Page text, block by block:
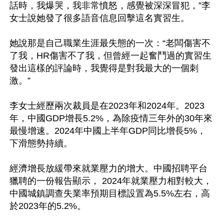
話時，我爆哭，我非常憤怒，感覺被深深冒犯，”李
女士說她發了很多語音信息回擊這名實習生。
她說那是自己職業生涯最失態的一次：“老闆傷害不
了我，HR傷害不了我，但曾經一起奮鬥過的實習生
發出這樣的評論時，我覺得是對我最大的一個刺
激。”
李女士經歷兩次裁員是在2023年和2024年。2023
年，中國GDP增長5.2%，為除疫情三年外的30年來
最慢增速。2024年中國上半年GDP同比增長5%，
下滑態勢持續。
經濟增長放緩帶來就業壓力的增大。中國招聘平台
獵聘的一份報告顯示， 2024年就業壓力相對較大，
中國城鎮調查失業率預期目標設置為5.5%左右，高
於2023年的5.2%。